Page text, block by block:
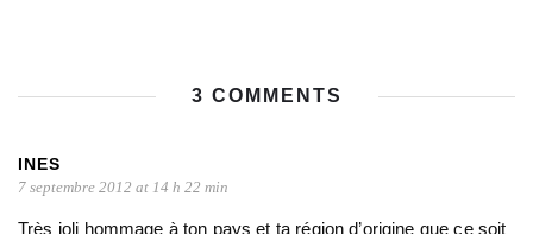
3 COMMENTS
INES
7 septembre 2012 at 14 h 22 min
Très joli hommage à ton pays et ta région d’origine que ce soit